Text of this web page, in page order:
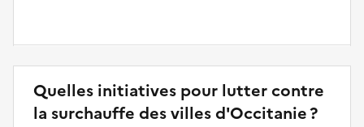
Quelles initiatives pour lutter contre
la surchauffe des villes d'Occitanie ?